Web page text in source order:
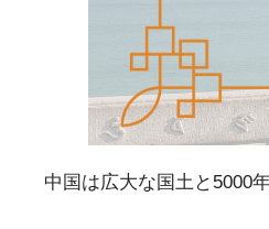
中国は広大な国土と5000